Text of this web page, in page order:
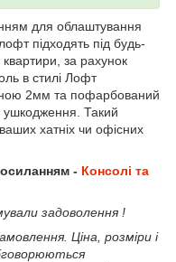
для облаштування
підходять під будь-
за рахунок
в стилі Лофт
2мм та пофарбований
Такий
хатніх чи офісних
- Консолі та
задоволення !
Ціна, розміри і